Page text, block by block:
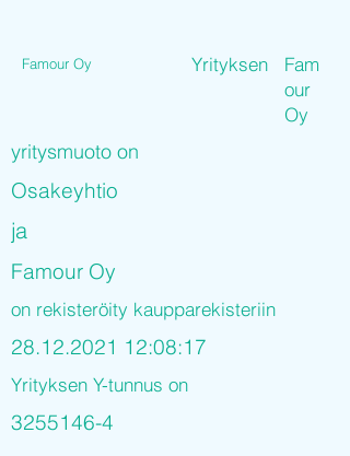
Fam
our
Oy
Famour Oy Yrityksen
yritysmuoto on
Osakeyhtio
ja
Famour Oy
on rekisteröity kaupparekisteriin
28.12.2021 12:08:17
Yrityksen Y-tunnus on
3255146-4